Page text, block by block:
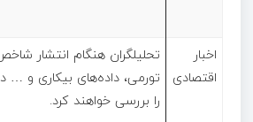
اخبار
اقتصادی
تحلیلگران هنگام انتشار
تورمی، داده‌های بیکاری و …
را بررسی خواهند کرد.